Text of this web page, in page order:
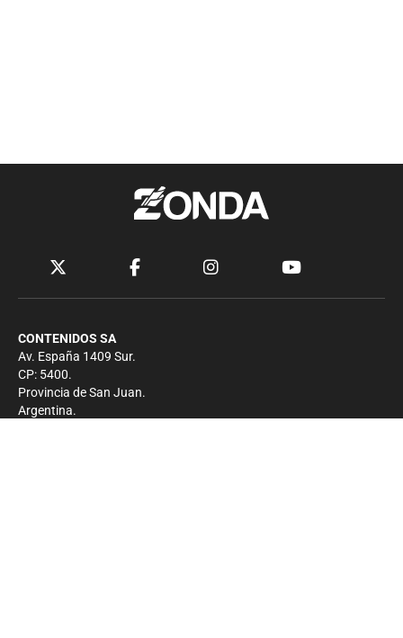
CONTENIDOS SA
Av. España 1409 Sur.
CP: 5400.
Provincia de San Juan.
Argentina.